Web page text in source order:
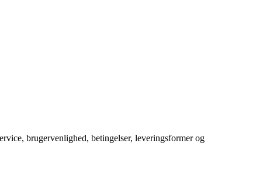
brugervenlighed, betingelser, leveringsformer og